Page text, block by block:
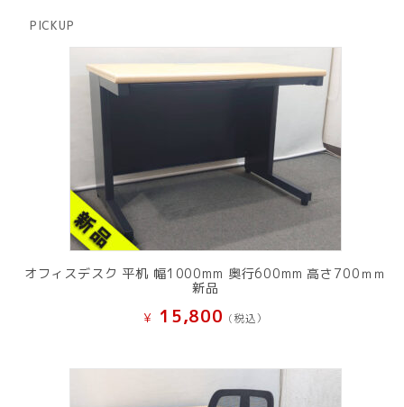
PICKUP
オフィスデスク 平机 幅1000mm 奥行600mm 高さ700ｍｍ
新品
¥ 15,800 (税込）